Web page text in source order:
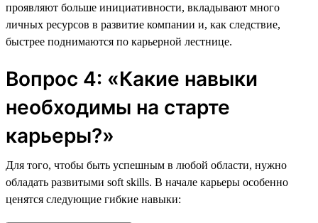
проявляют больше инициативности, вкладывают много
личных ресурсов в развитие компании и, как следствие,
быстрее поднимаются по карьерной лестнице.
Вопрос 4: «Какие навыки
необходимы на старте
карьеры?»
Для того, чтобы быть успешным в любой области, нужно
обладать развитыми soft skills. В начале карьеры особенно
ценятся следующие гибкие навыки: